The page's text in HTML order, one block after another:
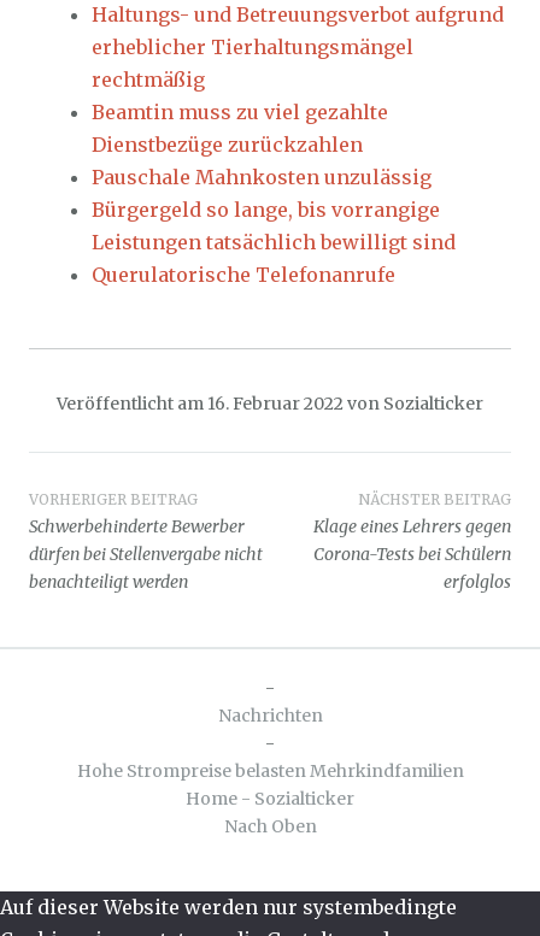
Haltungs- und Betreuungsverbot aufgrund
erheblicher Tierhaltungsmängel
rechtmäßig
Beamtin muss zu viel gezahlte
Dienstbezüge zurückzahlen
Pauschale Mahnkosten unzulässig
Bürgergeld so lange, bis vorrangige
Leistungen tatsächlich bewilligt sind
Querulatorische Telefonanrufe
Veröffentlicht am 16. Februar 2022 von Sozialticker
Beitragsnavigation
VORHERIGER BEITRAG
Schwerbehinderte Bewerber
dürfen bei Stellenvergabe nicht
benachteiligt werden
NÄCHSTER BEITRAG
Klage eines Lehrers gegen
Corona-Tests bei Schülern
erfolglos
-
Nachrichten
-
Hohe Strompreise belasten Mehrkindfamilien
Home - Sozialticker
Nach Oben
Auf dieser Website werden nur systembedingte